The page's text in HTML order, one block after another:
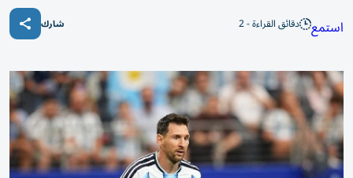
استمع دقائق القراءة - 2 شارك